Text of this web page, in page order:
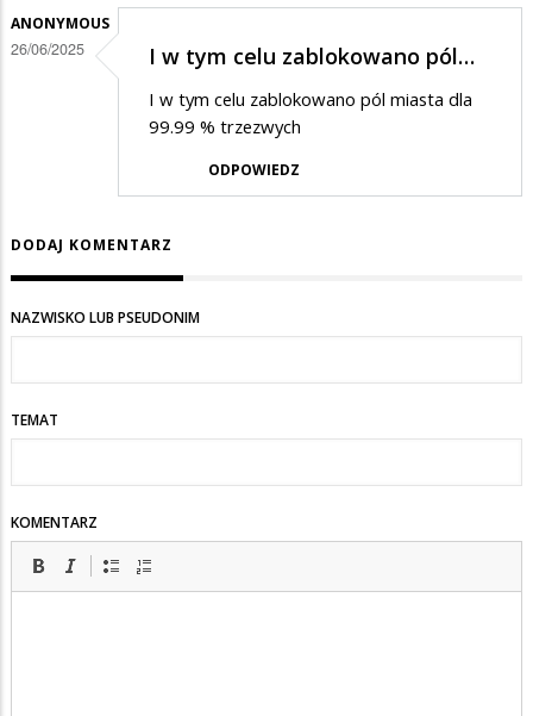
ANONYMOUS
26/06/2025 I w tym celu zablokowano pól…
I w tym celu zablokowano pól miasta dla
99.99 % trzezwych
ODPOWIEDZ
DODAJ KOMENTARZ
NAZWISKO LUB PSEUDONIM
TEMAT
KOMENTARZ